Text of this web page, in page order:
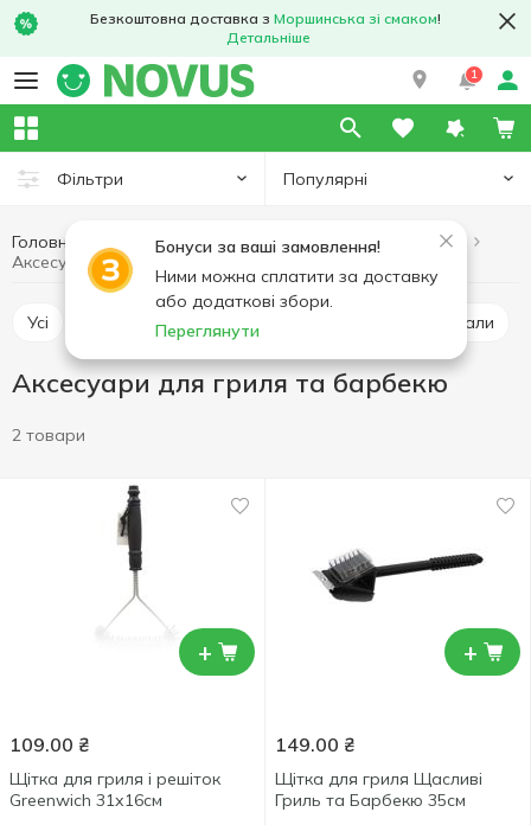
Безкоштовна доставка з Моршинська зі смаком!
Детальніше
1
Фільтри Популярні
Бонуси за ваші замовлення!
Ними можна сплатити за доставку
або додаткові збори.
Переглянути
Головна Хобі та відпочинок
Товари для барбекю
Усі Грилі, мангали
Аксесуари для гриля та барбекю
2 товари
+
109.00 ₴
Щітка для гриля і решіток
Greenwich 31х16см
+
149.00 ₴
Щітка для гриля Щасливі
Гриль та Барбекю 35см